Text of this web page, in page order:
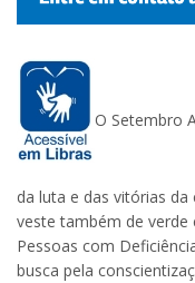
O Setembro
da luta e das vitórias
veste também de verde
Pessoas com
busca pela